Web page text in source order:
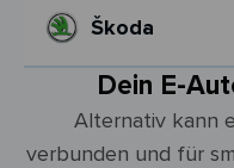
Škoda
Dein E-
Alternativ kann
verbunden und für